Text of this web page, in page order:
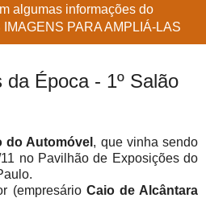
algumas informações do
PARA AMPLIÁ-LAS
Época - 1º Salão
do Automóvel , que vinha sendo
no Pavilhão de Exposições do
(empresário Caio de Alcântara